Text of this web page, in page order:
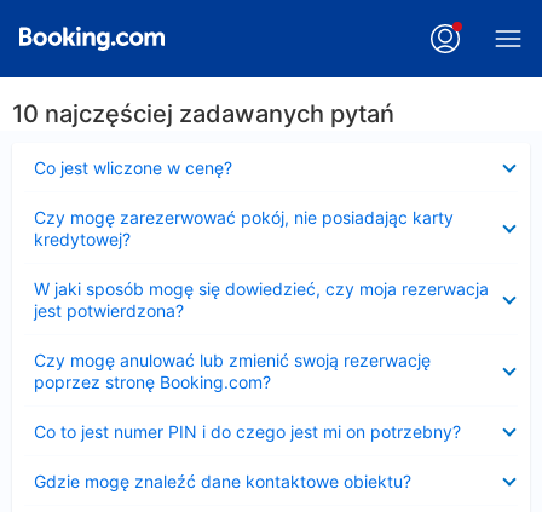
10 najczęściej zadawanych pytań
Co jest wliczone w cenę?
Czy mogę zarezerwować pokój, nie posiadając karty
kredytowej?
W jaki sposób mogę się dowiedzieć, czy moja rezerwacja
jest potwierdzona?
Czy mogę anulować lub zmienić swoją rezerwację
poprzez stronę Booking.com?
Co to jest numer PIN i do czego jest mi on potrzebny?
Gdzie mogę znaleźć dane kontaktowe obiektu?